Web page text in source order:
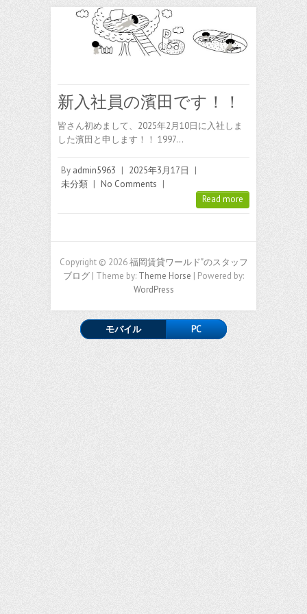
新入社員の濱田です！！
皆さん初めまして、2025年2月10日に入社しま
した濱田と申します！！ 1997…
By admin5963 | 2025年3月17日
|
未分類 | No Comments |
Read more
Copyright © 2026福岡賃貸ワールド"のスタッフ
ブログ | Theme by: Theme Horse | Powered by:
WordPress
モバイル PC